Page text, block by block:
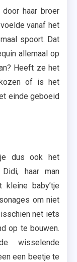
haar broer
vanaf het
spoort. Dat
allemaal op
Heeft ze het
of is het
einde geboeid
dus ook het
haar man
baby’tje
om niet
net iets
op te bouwen.
wisselende
een beetje te